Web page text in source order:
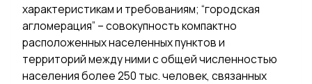
характеристикам и требованиям; “городская
агломерация” – совокупность компактно
расположенных населенных пунктов и
территорий между ними с общей численностью
населения более 250 тыс. человек, связанных